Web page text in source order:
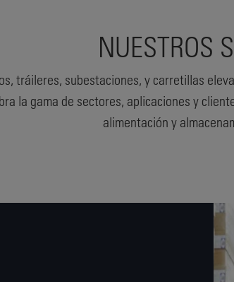
NUESTROS
tráileres, subestaciones, y carretillas
la gama de sectores, aplicaciones y
alimentación y